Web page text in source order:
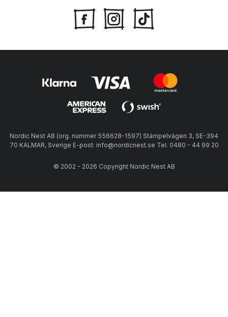
Nordic Nest AB (org. nummer 556628-1597) Stämpelvägen 3, SE-394
70 KALMAR, Sverige E-post: info@nordicnest.se Tel. 0480 - 44 99 20
© 2002 - 2026 Copyright Nordic Nest AB